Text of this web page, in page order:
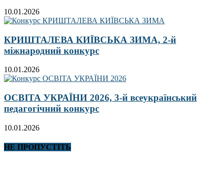
10.01.2026
КРИШТАЛЕВА КИЇВСЬКА ЗИМА, 2-й
міжнародний конкурс
10.01.2026
ОСВІТА УКРАЇНИ 2026, 3-й всеукраїнський
педагогічний конкурс
10.01.2026
НЕ ПРОПУСТІТЬ